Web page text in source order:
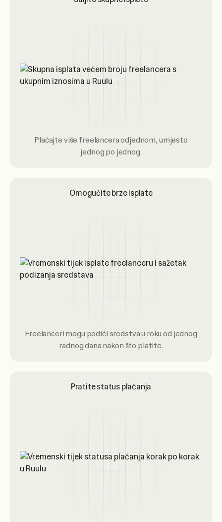
Plaćajte više freelancera odjednom, umjesto
jednog po jednog.
Omogućite brze isplate
Freelanceri mogu podići sredstva u roku od jednog
radnog dana nakon što platite.
Pratite status plaćanja